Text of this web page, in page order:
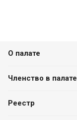
О палате
Членство в палате
Реестр